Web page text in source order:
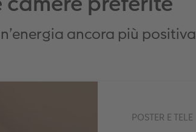
ancora più positiva
POSTER E TELE